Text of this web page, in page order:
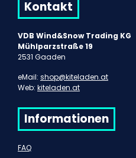
Kontakt
VDB Wind&Snow Trading KG
Mühlparzstraße 19
2531 Gaaden
eMail: shop@kiteladen.at
Web: kiteladen.at
Informationen
FAQ